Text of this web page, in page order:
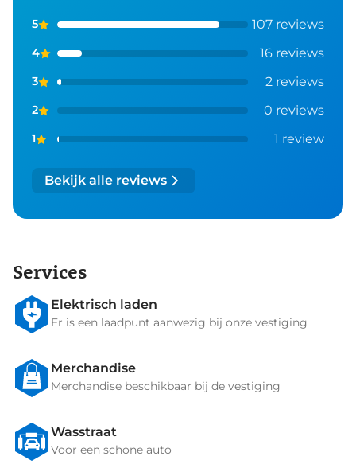
5 107 reviews
4 16 reviews
3 2 reviews
2 0 reviews
1 1 review
Bekijk alle reviews
Services
Elektrisch laden
Er is een laadpunt aanwezig bij onze vestiging
Merchandise
Merchandise beschikbaar bij de vestiging
Wasstraat
Voor een schone auto